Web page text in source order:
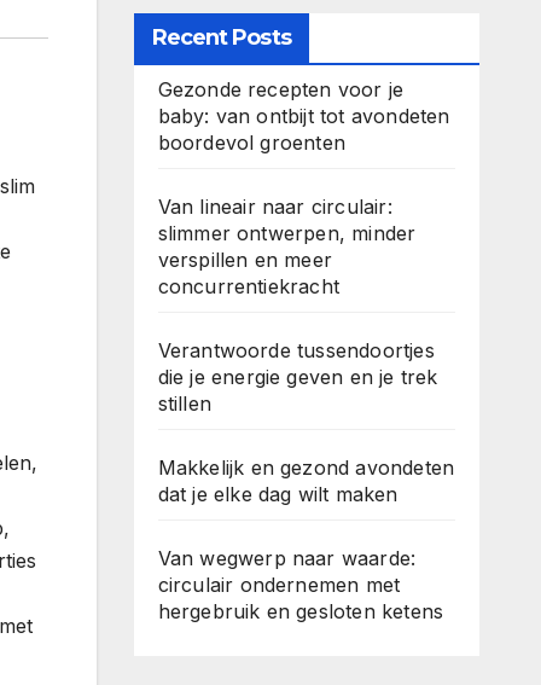
Recent Posts
Gezonde recepten voor je
baby: van ontbijt tot avondeten
boordevol groenten
Van lineair naar circulair:
slimmer ontwerpen, minder
verspillen en meer
concurrentiekracht
Verantwoorde tussendoortjes
die je energie geven en je trek
stillen
Makkelijk en gezond avondeten
dat je elke dag wilt maken
Van wegwerp naar waarde:
circulair ondernemen met
hergebruik en gesloten ketens